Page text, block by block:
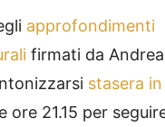
approfondimenti
firmati da
stasera in
ore 21.15 per